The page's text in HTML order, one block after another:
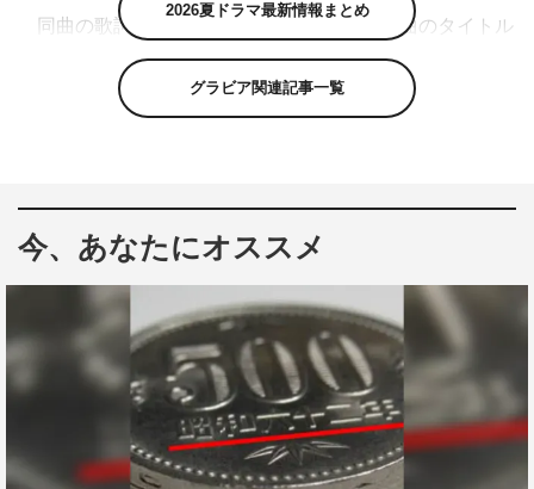
同曲の歌詞には過去に星野がリリースした曲のタイトル
やフレーズが散りばめられているが、本人いわく「朝ドラ
で流れる曲なので、“これが星野源です”と名刺になるよう
入れるように、わざと今までの自分がよくやっていたアレ
ンジを入れてみました」と明かす。
さらに、星野は「『おはよう』という歌い出しも朝ドラ
だから。なんでこれまでそういう朝ドラ曲がほかになかっ
たんだろうと思うくらいですが、みんなが驚いてくれてう
れしかったです」と語っている。
2026夏ドラマ最新情報まとめ
グラビア関連記事一覧
今、あなたにオススメ